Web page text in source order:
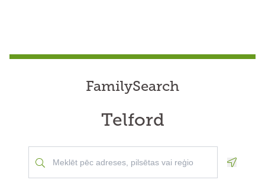
FamilySearch
Telford